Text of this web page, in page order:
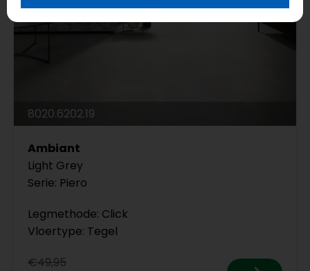
8020.6202.19
Ambiant
Light Grey
Serie: Piero
Legmethode: Click
Vloertype: Tegel
€49,95